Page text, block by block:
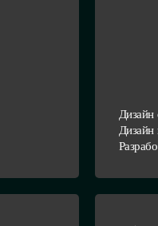
Дизайн
Дизайн